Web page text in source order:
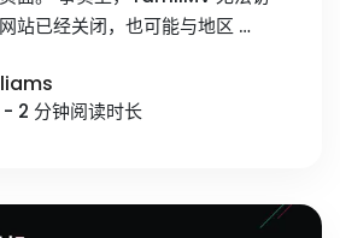
站已经关闭，也可能与地区 …
2 分钟阅读时长